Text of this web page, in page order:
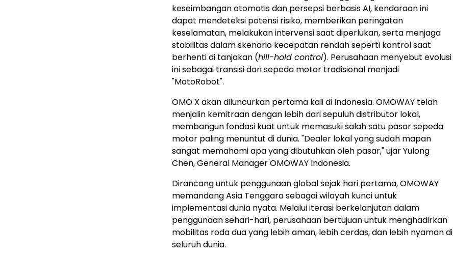
keseimbangan otomatis dan persepsi berbasis AI, kendaraan ini
dapat mendeteksi potensi risiko, memberikan peringatan
keselamatan, melakukan intervensi saat diperlukan, serta menjaga
stabilitas dalam skenario kecepatan rendah seperti kontrol saat
berhenti di tanjakan (hill-hold control). Perusahaan menyebut evolusi
ini sebagai transisi dari sepeda motor tradisional menjadi
"MotoRobot".
OMO X akan diluncurkan pertama kali di Indonesia. OMOWAY telah
menjalin kemitraan dengan lebih dari sepuluh distributor lokal,
membangun fondasi kuat untuk memasuki salah satu pasar sepeda
motor paling menuntut di dunia. "Dealer lokal yang sudah mapan
sangat memahami apa yang dibutuhkan oleh pasar," ujar Yulong
Chen, General Manager OMOWAY Indonesia.
Dirancang untuk penggunaan global sejak hari pertama, OMOWAY
memandang Asia Tenggara sebagai wilayah kunci untuk
implementasi dunia nyata. Melalui iterasi berkelanjutan dalam
penggunaan sehari-hari, perusahaan bertujuan untuk menghadirkan
mobilitas roda dua yang lebih aman, lebih cerdas, dan lebih nyaman di
seluruh dunia.